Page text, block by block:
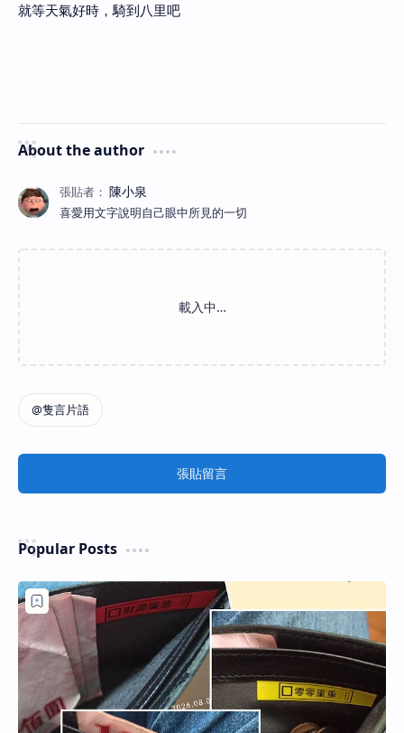
就等天氣好時，騎到八里吧
About the author
喜愛用文字說明自己眼中所見的一切
張貼留言
Popular Posts